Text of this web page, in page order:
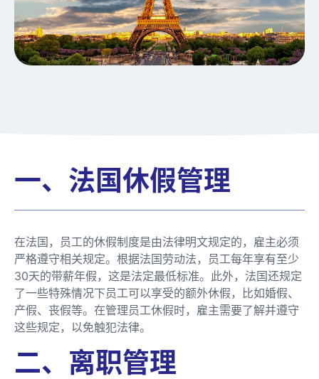
一、法国休假管理
在法国，员工的休假制度是由法律明文规定的，雇主必须
严格遵守相关规定。根据法国劳动法，员工每年享有至少
30天的带薪年假，这是法定最低标准。此外，法国还规定
了一些特殊情况下员工可以享受的额外休假，比如婚假、
产假、丧假等。在管理员工休假时，雇主需要了解并遵守
这些规定，以免触犯法律。
二、离职管理